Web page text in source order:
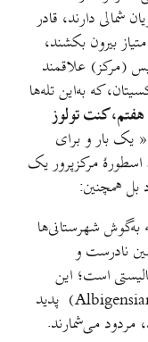
شمالی دارند، قادر
بیرون بکشند،
(مرکز) علاقمند
که به‌این تله‌ها
هفتم، کنت تولوز
یک بار و برای
اسطورهٔ مرکزپرور یک
بل همچنین:
به‌گوش شهرستانی‌ها
نادرست و
است؛ این
(Albigensian) پدید
مردود می‌شمارند.